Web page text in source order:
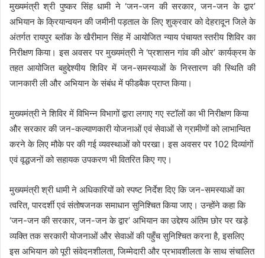
मुख्यमंत्री श्री पुष्कर सिंह धामी ने ‘जन-जन की सरकार, जन-जन के द्वार’
अभियान के क्रियान्वयन की जमीनी पड़ताल के लिए शुक्रवार को देहरादून जिले के
अंतर्गत रायपुर ब्लॉक के खैरीमान सिंह में आयोजित न्याय पंचायत स्तरीय शिविर का
निरीक्षण किया। इस अवसर पर मुख्यमंत्री ने ‘प्रशासन गांव की ओर’ कार्यक्रम के
तहत आयोजित बहुद्देश्यीय शिविर में जन-समस्याओं के निस्तारण की स्थिति की
जानकारी ली और अभियान के संबंध में फीडबैक प्राप्त किया।
मुख्यमंत्री ने शिविर में विभिन्न विभागों द्वारा लगाए गए स्टॉलों का भी निरीक्षण किया
और सरकार की जन-कल्याणकारी योजनाओं एवं सेवाओं से ग्रामीणों को लाभान्वित
करने के लिए मौके पर की गई व्यवस्थाओं को परखा। इस अवसर पर 102 दिव्यांगों
एवं वृद्धजनों को सहायक उपकरण भी वितरित किए गए।
मुख्यमंत्री श्री धामी ने अधिकारियों को स्पष्ट निर्देश दिए कि जन-समस्याओं का
त्वरित, पारदर्शी एवं संतोषजनक समाधान सुनिश्चित किया जाए। उन्होंने कहा कि
‘जन-जन की सरकार, जन-जन के द्वार’ अभियान का उद्देश्य अंतिम छोर पर खड़े
व्यक्ति तक सरकारी योजनाओं और सेवाओं की पहुँच सुनिश्चित करना है, इसलिए
इस अभियान को पूरी संवेदनशीलता, जिम्मेदारी और प्रभावशीलता के साथ संचालित